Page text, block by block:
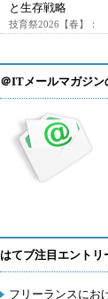
と生存戦略
技育祭2026【春】：
＠ITメールマガジン
はてブ注目エントリ
フリーランスにお